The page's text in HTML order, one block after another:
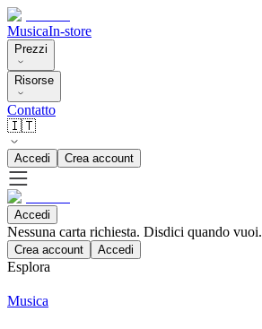
MusicaIn-store
Prezzi
Risorse
Contatto
🇮🇹
Accedi Crea account
Accedi
Nessuna carta richiesta. Disdici quando vuoi.
Crea account Accedi
Esplora
Musica